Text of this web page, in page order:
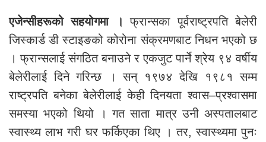
एजेन्सीहरूको सहयोगमा । फ्रान्सका पूर्वराष्ट्रपति बेलेरी
जिस्कार्ड डी स्टाइङको कोरोना संक्रमणबाट निधन भएको छ
। फ्रान्सलाई संगठित बनाउने र एकजुट पार्ने श्रेय ९४ वर्षीय
बेलेरीलाई दिने गरिन्छ । सन् १९७४ देखि १९८१ सम्म
राष्ट्रपति बनेका बेलेरीलाई केही दिनयता श्वास–प्रश्वासमा
समस्या भएको थियो । गत साता मात्र उनी अस्पतालबाट
स्वास्थ्य लाभ गरी घर फर्किएका थिए । तर, स्वास्थ्यमा पुनः